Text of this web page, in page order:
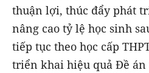
thuận lợi, thúc đẩy phát
nâng cao tỷ lệ học sinh
tiếp tục theo học cấp
triển khai hiệu quả Đề án